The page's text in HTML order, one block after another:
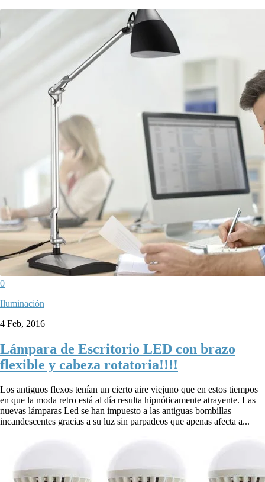
0
Iluminación
4 Feb, 2016
Lámpara de Escritorio LED con brazo
flexible y cabeza rotatoria!!!!
Los antiguos flexos tenían un cierto aire viejuno que en estos tiempos
en que la moda retro está al día resulta hipnóticamente atrayente. Las
nuevas lámparas Led se han impuesto a las antiguas bombillas
incandescentes gracias a su luz sin parpadeos que apenas afecta a...